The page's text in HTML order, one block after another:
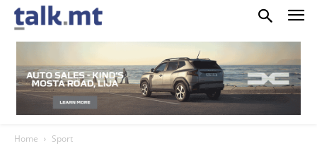
Home Sport